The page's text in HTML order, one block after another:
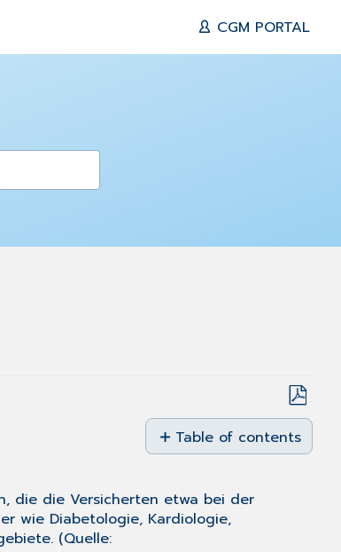
CGM PORTAL
Save
as
PDF
Table of contents
eine
DiGA?
die die Versicherten etwa bei der
wie Diabetologie, Kardiologie,
(Quelle: